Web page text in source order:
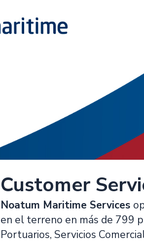
Customer
Noatum Maritime Services
en el terreno en más de 799
Portuarios, Servicios